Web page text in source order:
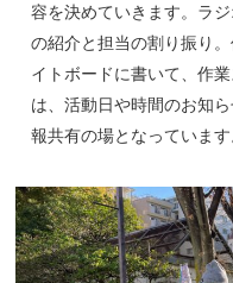
容を決めていきます。ラ
の紹介と担当の割り振り
イトボードに書いて、作
は、活動日や時間のお知
報共有の場となっています